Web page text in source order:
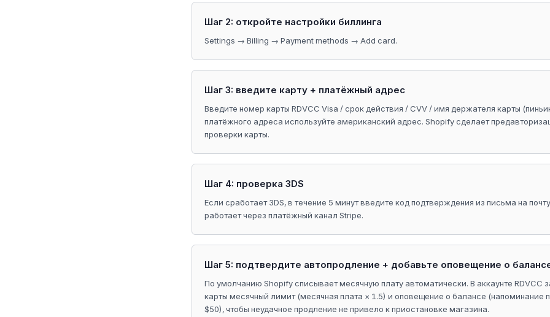
Шаг 2: откройте настройки биллинга
Settings → Billing → Payment methods → Add card.
Шаг 3: введите карту + платёжный адрес
Введите номер карты RDVCC Visa / срок действия / CVV / имя держателя карты
платёжного адреса используйте американский адрес. Shopify сделает
проверки карты.
Шаг 4: проверка 3DS
Если сработает 3DS, в течение 5 минут введите код подтверждения из письма на
работает через платёжный канал Stripe.
Шаг 5: подтвердите автопродление + добавьте оповещение о
По умолчанию Shopify списывает месячную плату автоматически. В аккаунте RDVCC
карты месячный лимит (месячная плата × 1.5) и оповещение о балансе (напоминание
$50), чтобы неудачное продление не привело к приостановке магазина.